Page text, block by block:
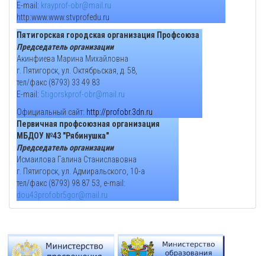
E-mail: krayprof-obr@mail.ru
http:www.www.stvprofedu.ru
Пятигорская городская организация Профсоюза
Председатель организации
Акинфиева Марина Михайловна
г. Пятигорск, ул. Октябрьская, д. 58,
тел/факс (8793) 33 49 83
E-mail: 5tigorskprof-obr@mail.ru
Официальный сайт: http://profobr.3dn.ru
Первичная профсоюзная организация
МБДОУ №43 "Рябинушка"
Председатель организации
Исмаилова Галина Станиславовна
г. Пятигорск, ул. Адмиральского, 10-а
тел/факс (8793) 98 87 53, e-mail:
dou43profobr5gor@mail.ru